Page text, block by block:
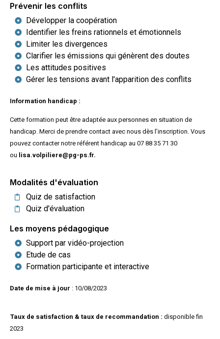
Prévenir les conflits
Développer la coopération
Identifier les freins rationnels et émotionnels
Limiter les divergences
Clarifier les émissions qui génèrent des doutes
Les attitudes positives
Gérer les tensions avant l'apparition des conflits
Information handicap :
Cette formation peut être adaptée aux personnes en situation de
handicap. Merci de prendre contact avec nous dès l’inscription. Vous
pouvez contacter notre référent handicap au 07 88 35 71 30
ou lisa.volpiliere@pg-ps.fr.
Modalités d'évaluation
Quiz de satisfaction
Quiz d'évaluation
Les moyens pédagogique
Support par vidéo-projection
Etude de cas
Formation participante et interactive
Date de mise à jour : 10/08/2023
Taux de satisfaction & taux de recommandation : disponible fin
2023